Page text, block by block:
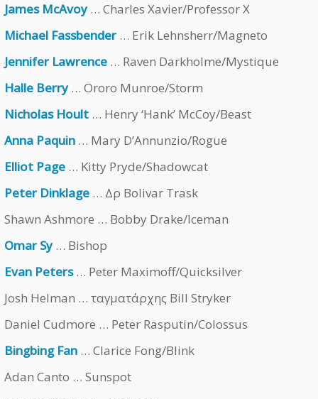
James McAvoy… Charles Xavier/Professor X
Michael Fassbender … Erik Lehnsherr/Magneto
Jennifer Lawrence … Raven Darkholme/Mystique
Halle Berry… Ororo Munroe/Storm
Nicholas Hoult … Henry ‘Hank’ McCoy/Beast
Anna Paquin … Mary D’Annunzio/Rogue
Elliot Page … Kitty Pryde/Shadowcat
Peter Dinklage … Δρ Bolivar Trask
Shawn Ashmore … Bobby Drake/Iceman
Omar Sy… Bishop
Evan Peters… Peter Maximoff/Quicksilver
Josh Helman … ταγματάρχης Bill Stryker
Daniel Cudmore … Peter Rasputin/Colossus
Bingbing Fan … Clarice Fong/Blink
Adan Canto … Sunspot